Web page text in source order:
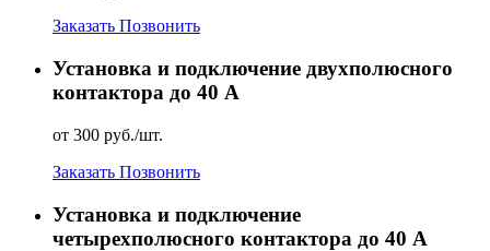
Заказать Позвонить
Установка и подключение двухполюсного
контактора до 40 А
от 300 руб./шт.
Заказать Позвонить
Установка и подключение
четырехполюсного контактора до 40 А